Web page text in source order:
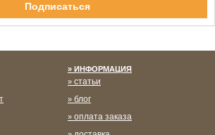
ИНФОРМАЦИЯ
статьи
блог
оплата заказа